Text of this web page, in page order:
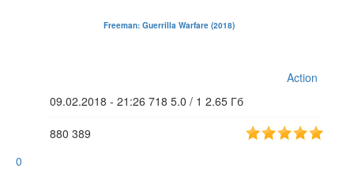
Freeman: Guerrilla Warfare (2018)
Action
09.02.2018 - 21:26 718 5.0 / 1 2.65 Гб
880 389
0